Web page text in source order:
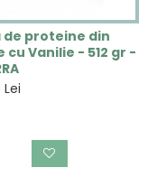
de proteine din
cu Vanilie - 512 gr -